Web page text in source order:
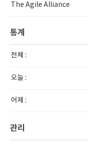
The Agile Alliance
통계
전체 :
오늘 :
어제 :
관리